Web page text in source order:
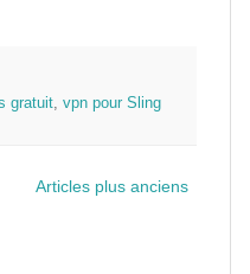
gratuit vpn pour Sling
Articles plus anciens